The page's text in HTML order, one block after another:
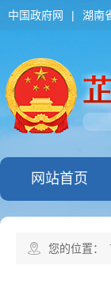
中国政府网 | 湖南
网站首页
您的位置：